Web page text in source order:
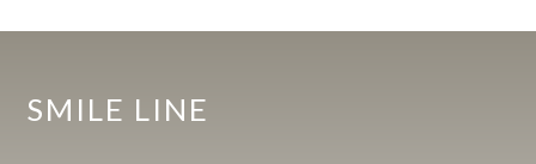
SMILE LINE